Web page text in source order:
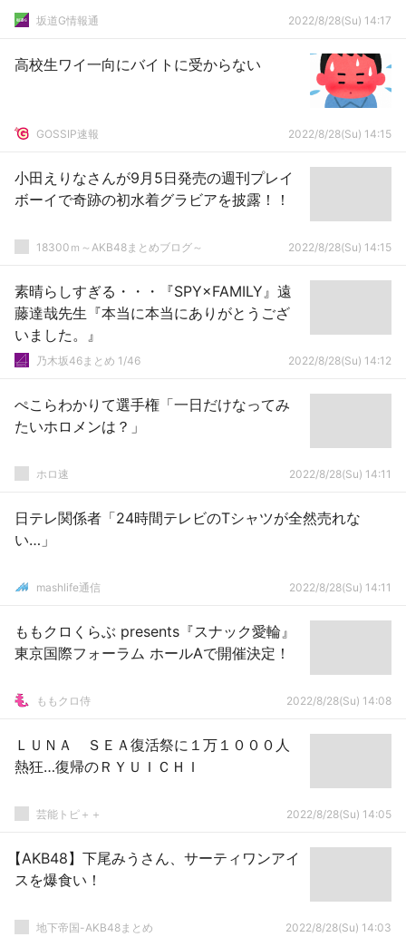
坂道G情報通 2022/8/28(Su) 14:17
高校生ワイ一向にバイトに受からない
GOSSIP速報 2022/8/28(Su) 14:15
小田えりなさんが9月5日発売の週刊プレイ
ボーイで奇跡の初水着グラビアを披露！！
18300ｍ～AKB48まとめブログ～ 2022/8/28(Su) 14:15
素晴らしすぎる・・・『SPY×FAMILY』遠
藤達哉先生『本当に本当にありがとうござ
いました。』
乃木坂46まとめ 1/46 2022/8/28(Su) 14:12
ぺこらわかりて選手権「一日だけなってみ
たいホロメンは？」
ホロ速 2022/8/28(Su) 14:11
日テレ関係者「24時間テレビのTシャツが全然売れな
い…」
mashlife通信 2022/8/28(Su) 14:11
ももクロくらぶ presents『スナック愛輪』
東京国際フォーラム ホールAで開催決定！
ももクロ侍 2022/8/28(Su) 14:08
ＬＵＮＡ ＳＥＡ復活祭に１万１０００人
熱狂…復帰のＲＹＵＩＣＨＩ
芸能トピ＋＋ 2022/8/28(Su) 14:05
【AKB48】下尾みうさん、サーティワンアイ
スを爆食い！
地下帝国-AKB48まとめ 2022/8/28(Su) 14:03